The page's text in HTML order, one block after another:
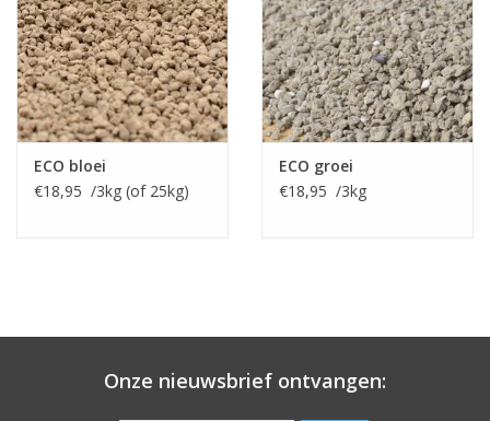
de vorst buiten in de volle grond.
Dahlia's komen van oorsprong uit Mexico. De Azteken waren al
bezig met het telen van dahlia, met name voor voedsel. Er zijn
ca. 40 wilde soorten bekend, waaruit ruim 20.000 variëteiten
veredeld zijn. Een duizelig wekkend aantal! Deze variëteiten zijn
vrijwel allemaal gekweekt uit de botanische soortenDahlia
pinnataen de
De dahlia is bij ons bekend als een weelderige rijke bloeier. Ze
uitsluitend dahlia's.
Dahlia's plant je in principe na de vorst; vanaf mei dus. Eerder
planten kan wel, maar dek de opkomende dahlia dan af bij
ECO bloei
€18,95 /3kg (of 25kg)
ECO groei
€18,95 /3kg
Onze nieuwsbrief ontvangen: